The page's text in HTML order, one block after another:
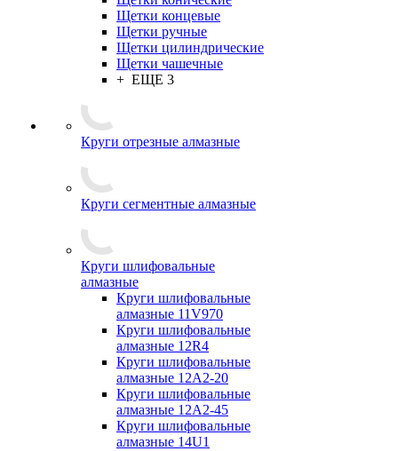
Щетки концевые
Щетки ручные
Щетки цилиндрические
Щетки чашечные
+ ЕЩЕ 3
Круги отрезные алмазные
Круги сегментные алмазные
Круги шлифовальные
алмазные
Круги шлифовальные
алмазные 11V970
Круги шлифовальные
алмазные 12R4
Круги шлифовальные
алмазные 12А2-20
Круги шлифовальные
алмазные 12А2-45
Круги шлифовальные
алмазные 14U1